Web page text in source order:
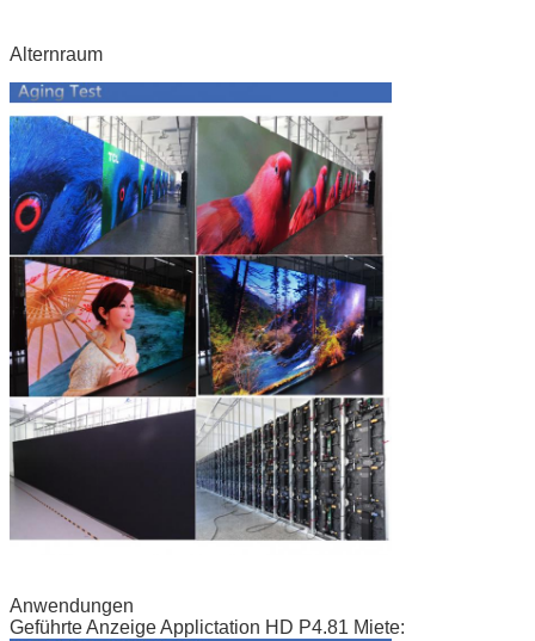
Alternraum
Anwendungen
Geführte Anzeige Applictation HD P4.81 Miete: